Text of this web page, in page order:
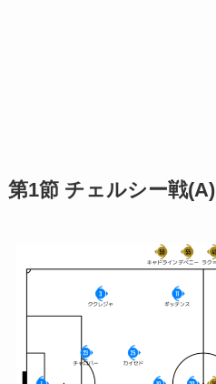
第1節 チェルシー戦(A)